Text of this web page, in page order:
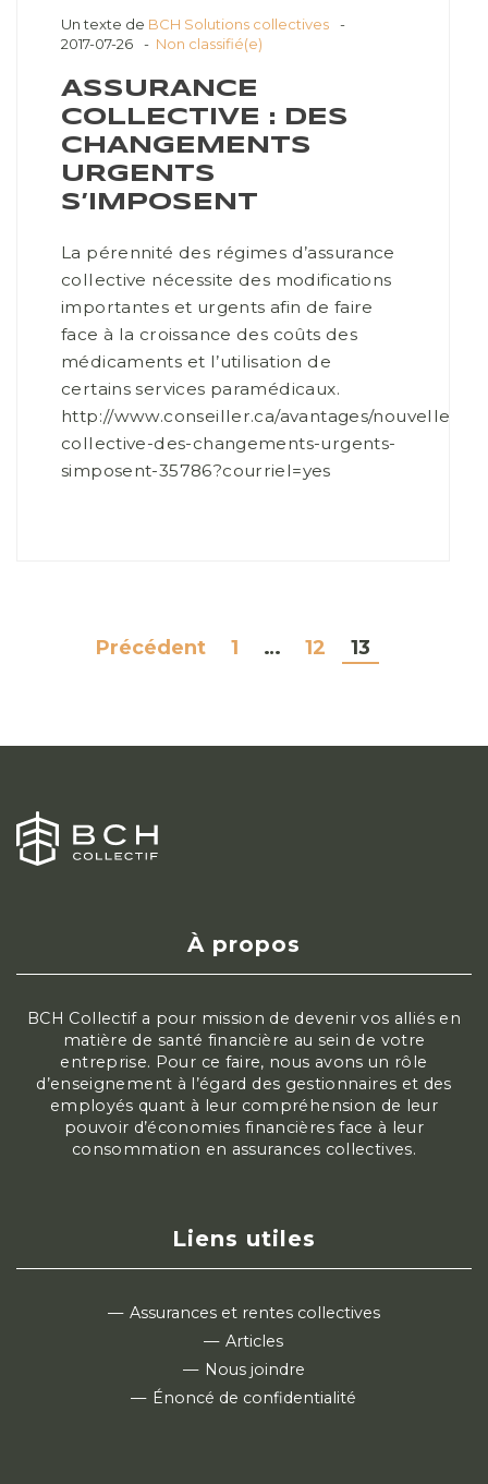
Un texte de BCH Solutions collectives
2017-07-26
Non classifié(e)
ASSURANCE
COLLECTIVE : DES
CHANGEMENTS
URGENTS
S’IMPOSENT
La pérennité des régimes d’assurance
collective nécessite des modifications
importantes et urgents afin de faire
face à la croissance des coûts des
médicaments et l’utilisation de
certains services paramédicaux.
http://www.conseiller.ca/avantages/nouvelles/
collective-des-changements-urgents-
simposent-35786?courriel=yes
NAVIGATION
Précédent 1 … 12 13
À propos
BCH Collectif a pour mission de devenir vos alliés en
matière de santé financière au sein de votre
entreprise. Pour ce faire, nous avons un rôle
d’enseignement à l’égard des gestionnaires et des
employés quant à leur compréhension de leur
pouvoir d’économies financières face à leur
consommation en assurances collectives.
Liens utiles
Assurances et rentes collectives
Articles
Nous joindre
Énoncé de confidentialité